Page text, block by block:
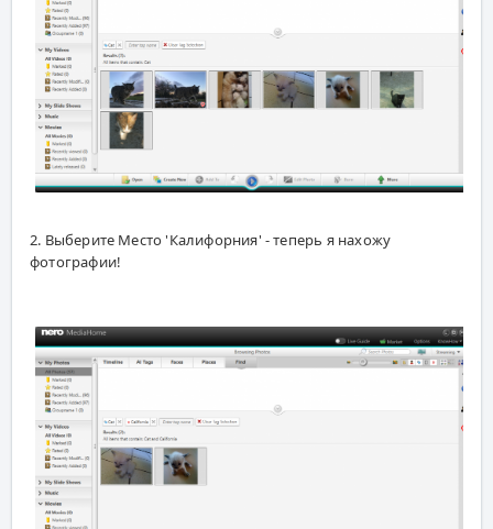
2. Выберите Место 'Калифорния' - теперь я нахожу
фотографии!